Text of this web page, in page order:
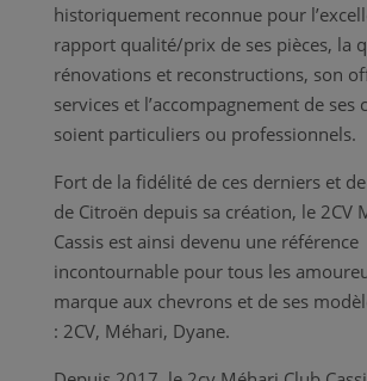
historiquement reconnue pour
rapport qualité/prix de ses pièces, la
rénovations et reconstructions, son
services et l’accompagnement de ses
soient particuliers ou professionnels.
Fort de la fidélité de ces derniers et
de Citroën depuis sa création, le 2CV
Cassis est ainsi devenu une référence
incontournable pour tous les
marque aux chevrons et de ses
: 2CV, Méhari, Dyane.